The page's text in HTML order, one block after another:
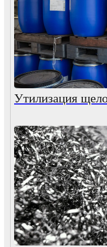
Утилизация